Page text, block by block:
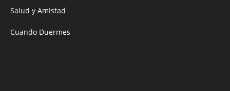
Salud y Amistad
Cuando Duermes